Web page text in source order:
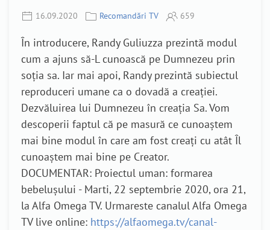
16.09.2020 Recomandări TV 659
În introducere, Randy Guliuzza prezintă modul
cum a ajuns să-L cunoască pe Dumnezeu prin
soția sa. Iar mai apoi, Randy prezintă subiectul
reproduceri umane ca o dovadă a creației.
Dezvăluirea lui Dumnezeu în creația Sa. Vom
descoperii faptul că pe masură ce cunoaștem
mai bine modul în care am fost creați cu atât Îl
cunoaștem mai bine pe Creator.
DOCUMENTAR: Proiectul uman: formarea
bebelușului - Marti, 22 septembrie 2020, ora 21,
la Alfa Omega TV. Urmareste canalul Alfa Omega
TV live online: https://alfaomega.tv/canal-